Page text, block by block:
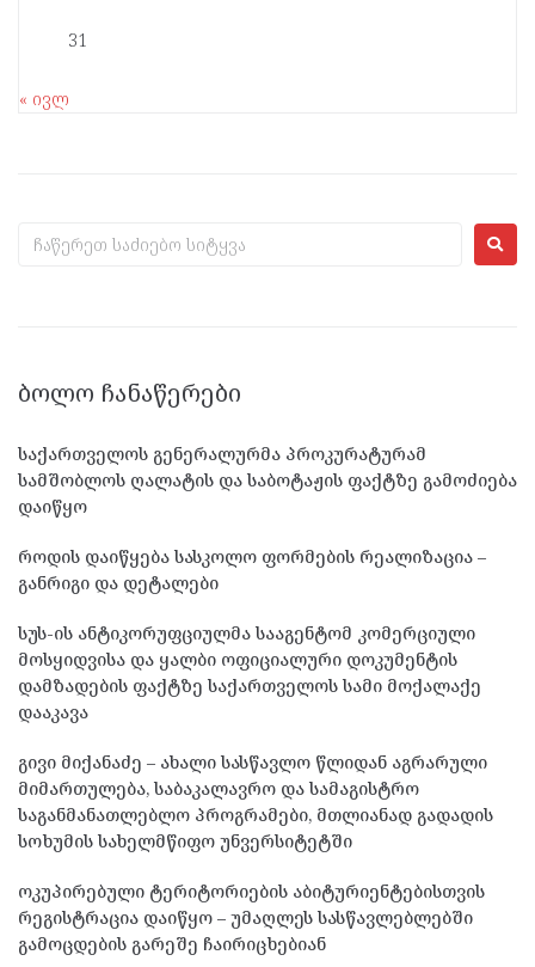
31
« ივლ
ᲑᲝᲚᲝ ᲩᲐᲜᲐᲬᲔᲠᲔᲑᲘ
საქართველოს გენერალურმა პროკურატურამ
სამშობლოს ღალატის და საბოტაჟის ფაქტზე გამოძიება
დაიწყო
როდის დაიწყება სასკოლო ფორმების რეალიზაცია –
განრიგი და დეტალები
სუს-ის ანტიკორუფციულმა სააგენტომ კომერციული
მოსყიდვისა და ყალბი ოფიციალური დოკუმენტის
დამზადების ფაქტზე საქართველოს სამი მოქალაქე
დააკავა
გივი მიქანაძე – ახალი სასწავლო წლიდან აგრარული
მიმართულება, საბაკალავრო და სამაგისტრო
საგანმანათლებლო პროგრამები, მთლიანად გადადის
სოხუმის სახელმწიფო უნვერსიტეტში
ოკუპირებული ტერიტორიების აბიტურიენტებისთვის
რეგისტრაცია დაიწყო – უმაღლეს სასწავლებლებში
გამოცდების გარეშე ჩაირიცხებიან